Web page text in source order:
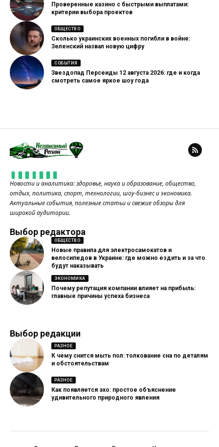
Проверенные казино с быстрыми выплатами:
критерии выбора проектов
ОБЩЕСТВО
Сколько украинских военных погибли в войне:
Зеленский назвал новую цифру
СОБЫТИЯ
Звездопад Персеиды 12 августа 2026: где и когда
смотреть самое яркое шоу года
Новости и аналитика: здоровье, наука и образование, общество,
отдых, политика, спорт, технологии, шоу-бизнес и экономика.
Актуальные события, полезные статьи и свежие обзоры для
широкой аудитории.
Выбор редактора
ОБЩЕСТВО
Новые правила для электросамокатов и
велосипедов в Украине: где можно ездить и за что
будут наказывать
ЭКОНОМИКА
Почему репутация компании влияет на прибыль:
главные причины успеха бизнеса
Выбор редакции
РАЗНОЕ
К чему снится мыть пол: толкование сна по деталям
и обстоятельствам
РАЗНОЕ
Как появляется эхо: простое объяснение
удивительного природного явления